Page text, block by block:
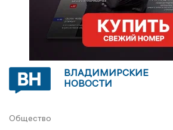
ВЛАДИМИРСКИЕ
НОВОСТИ
Общество